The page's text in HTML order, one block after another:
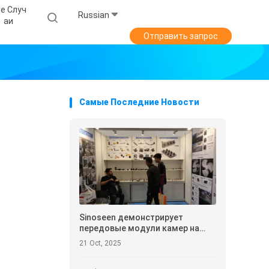
Случ
Аи
Russian
Отправить запрос
Самые Последние Новости
Sinoseen демонстрирует
передовые модули камер на
выставке электроники в
Гонконге 2025
21 Oct, 2025